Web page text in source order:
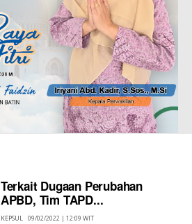
Terkait Dugaan Perubahan
APBD, Tim TAPD...
KEPSUL 09/02/2022 | 12:09 WIT